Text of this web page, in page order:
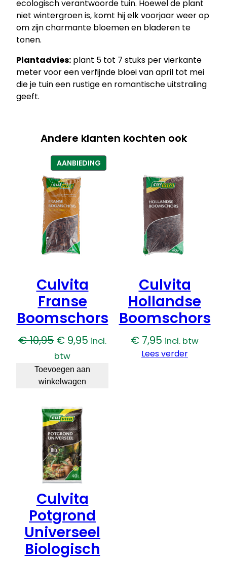
–
G
e
b
r
o
k
e
ecologisch verantwoorde tuin. Hoewel de plant
niet wintergroen is, komt hij elk voorjaar weer op
om zijn charmante bloemen en bladeren te
tonen.
Plantadvies: plant 5 tot 7 stuks per vierkante
meter voor een verfijnde bloei van april tot mei
die je tuin een rustige en romantische uitstraling
geeft.
Andere klanten kochten ook
AANBIEDINGPRODUCT
IN
UITVERKOOP
Culvita
Franse
Boomschors
€10,95 Oorspronkelijke
prijs
was:
€ 10,95.
€ 9,95 Huidige
is:
incl.
btw
Toevoegen aan
winkelwagen
Culvita
Hollandse
Boomschors
€ 7,95 incl. btw
Lees verder
Culvita
Potgrond
Universeel
Biologisch